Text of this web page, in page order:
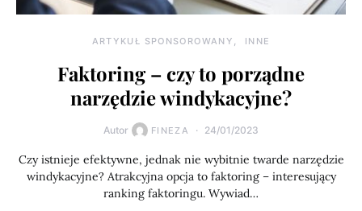
ARTYKUŁ SPONSOROWANY INNE
Faktoring – czy to porządne
narzędzie windykacyjne?
Autor FINEZA 24/01/2023
Czy istnieje efektywne, jednak nie wybitnie twarde narzędzie
windykacyjne? Atrakcyjna opcja to faktoring – interesujący
ranking faktoringu. Wywiad…